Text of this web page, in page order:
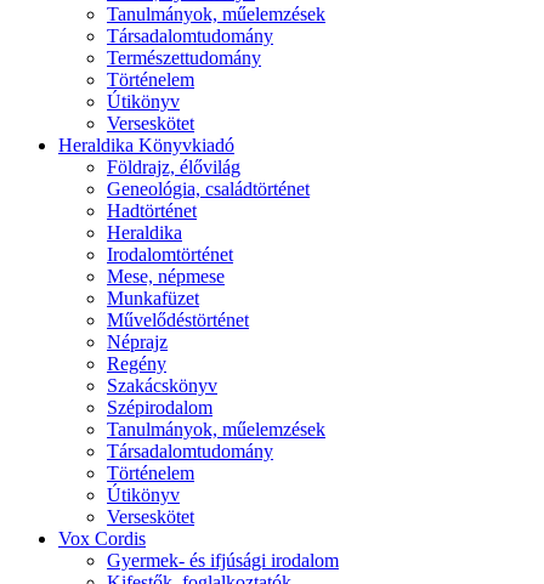
Tanulmányok, műelemzések
Társadalomtudomány
Természettudomány
Történelem
Útikönyv
Verseskötet
Heraldika Könyvkiadó
Földrajz, élővilág
Geneológia, családtörténet
Hadtörténet
Heraldika
Irodalomtörténet
Mese, népmese
Munkafüzet
Művelődéstörténet
Néprajz
Regény
Szakácskönyv
Szépirodalom
Tanulmányok, műelemzések
Társadalomtudomány
Történelem
Útikönyv
Verseskötet
Vox Cordis
Gyermek- és ifjúsági irodalom